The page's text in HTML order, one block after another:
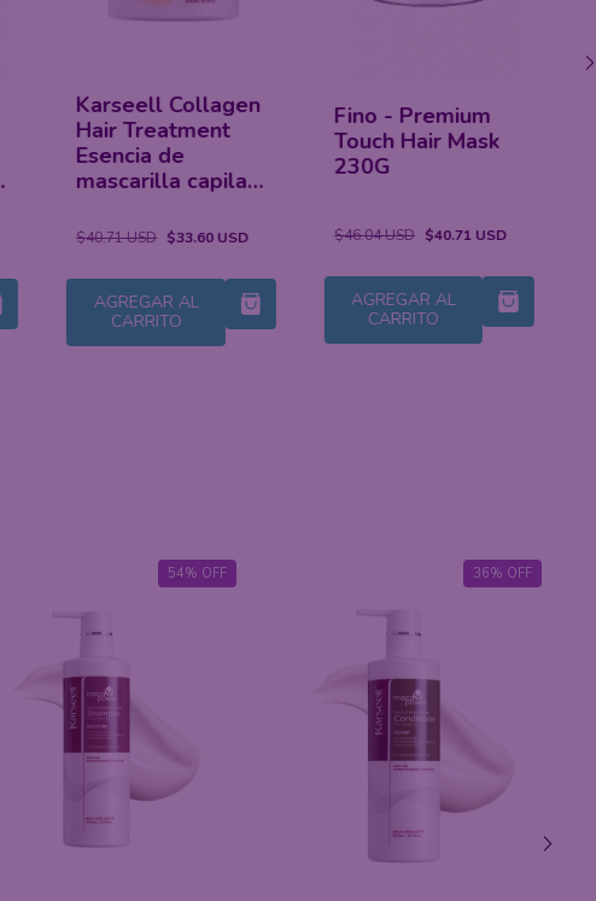
Fino - Premium
Touch Hair Mask
230G
$46.04 USD $40.71 USD
AGREGAR AL
CARRITO
Tsubaki Premium
Ex Repair Mask -
Máscara Capilar
180ml
$51.38 USD $46.04 USD
AGREGAR AL
CARRITO
35% OFF